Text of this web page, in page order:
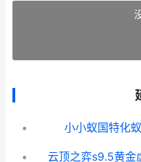
小小蚁国特化